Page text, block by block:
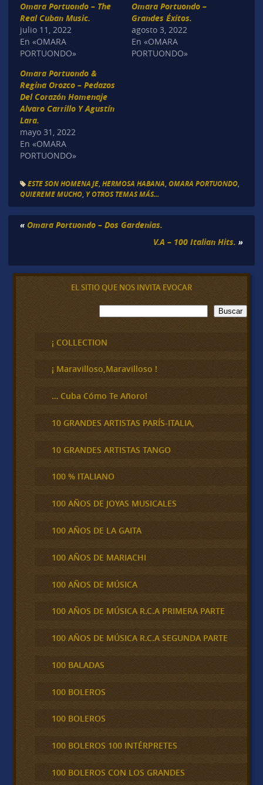
Omara Portuondo – The
Real Cuban Music.
julio 11, 2022
En «OMARA
PORTUONDO»
Omara Portuondo –
Grandes Éxitos.
agosto 3, 2022
En «OMARA
PORTUONDO»
Omara Portuondo &
Regina Orozco – Pedazos
Del Corazón Homenaje
Alvaro Carrillo Y Agustín
Lara.
mayo 31, 2022
En «OMARA
PORTUONDO»
ESTE SON HOMENAJE, HERMOSA HABANA OMARA PORTUONDO,
QUIEREME MUCHO, Y OTROS TEMAS MÁS...
« Omara Portuondo – Dos Gardenias.
V.A – 100 Italian Hits. »
EL SITIO QUE NOS INVITA EVOCAR
B
u
c
a
Buscar
¡ COLLECTION
¡ Maravilloso,Maravilloso !
… Cuba Cómo Te Añoro!
10 GRANDES ARTISTAS PARÍS-ITALIA,
10 GRANDES ARTISTAS TANGO
100 % ITALIANO
100 AÑOS DE JOYAS MUSICALES
100 AÑOS DE LA GAITA
100 AÑOS DE MARIACHI
100 AÑOS DE MÚSICA
100 AÑOS DE MÚSICA R.C.A PRIMERA PARTE
100 AÑOS DE MÚSICA R.C.A SEGUNDA PARTE
100 BALADAS
100 BOLEROS
100 BOLEROS
100 BOLEROS 100 INTÉRPRETES
100 BOLEROS CON LOS GRANDES